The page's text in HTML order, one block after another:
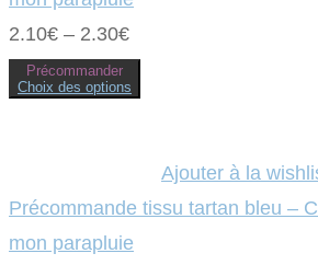
choisies
la
du
produit
2.10€ – 2.30€
Précommander
Choix des options
Ce
options
peuvent
choisies
Ajouter à la
Précommande tissu tartan bleu –
mon parapluie